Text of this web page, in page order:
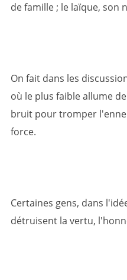
de famille ; le laïque, son
On fait dans les
où le plus faible allume
bruit pour tromper
force.
Certaines gens, dans
détruisent la vertu,